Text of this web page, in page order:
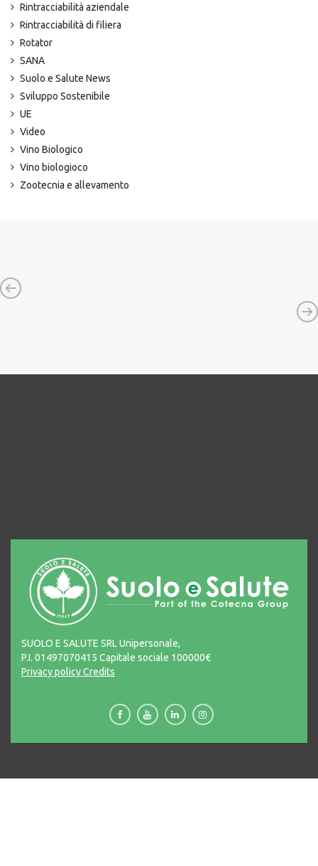
Rintracciabilità aziendale
Rintracciabilità di filiera
Rotator
SANA
Suolo e Salute News
Sviluppo Sostenibile
UE
Video
Vino Biologico
Vino biologioco
Zootecnia e allevamento
SUOLO E SALUTE SRL Unipersonale,
P.I. 01497070415 Capitale sociale 100000€
Privacy policyCredits